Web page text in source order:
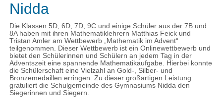
Nidda
Die Klassen 5D, 6D, 7D, 9C und einige Schüler aus der 7B und
8A haben mit ihren Mathematiklehrern Matthias Feick und
Tristan Amler am Wettbewerb „Mathematik im Advent“
teilgenommen. Dieser Wettbewerb ist ein Onlinewettbewerb und
bietet den Schülerinnen und Schülern an jedem Tag in der
Adventszeit eine spannende Mathematikaufgabe. Hierbei konnte
die Schülerschaft eine Vielzahl an Gold-, Silber- und
Bronzemedaillen erringen. Zu dieser großartigen Leistung
gratuliert die Schulgemeinde des Gymnasiums Nidda den
Siegerinnen und Siegern.